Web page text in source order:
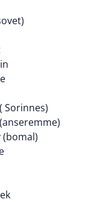
Sorinnes)